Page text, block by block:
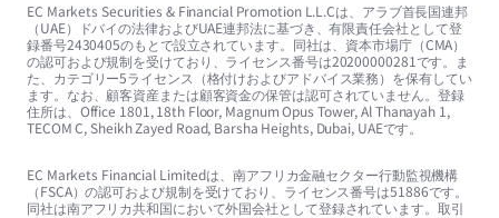
EC Markets Securities & Financial Promotion L.L.Cは、アラブ首長国連邦
（UAE）ドバイの法律およびUAE連邦法に基づき、有限責任会社として登
録番号2430405のもとで設立されています。同社は、資本市場庁（CMA）
の認可および規制を受けており、ライセンス番号は20200000281です。ま
た、カテゴリー5ライセンス（格付けおよびアドバイス業務）を保有してい
ます。なお、顧客資産または顧客資金の保管は認可されていません。登録
住所は、Office 1801, 18th Floor, Magnum Opus Tower, Al Thanayah 1,
TECOM C, Sheikh Zayed Road, Barsha Heights, Dubai, UAEです。
EC Markets Financial Limitedは、南アフリカ金融セクター行動監視機構
（FSCA）の認可および規制を受けており、ライセンス番号は51886です。
同社は南アフリカ共和国において外国会社として登録されています。取引